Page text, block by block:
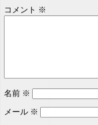
コメント※
名前※
メール※